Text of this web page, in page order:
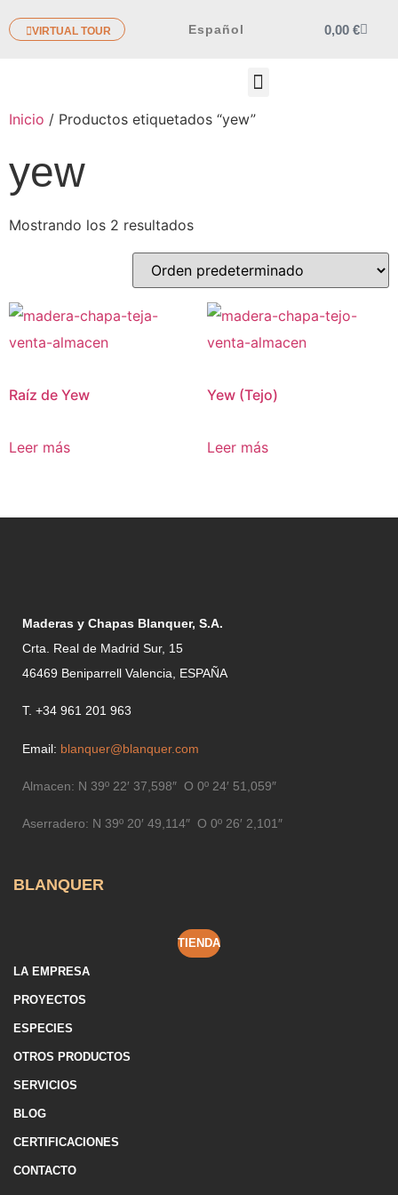
VIRTUAL TOUR Español 0,00 €
Inicio / Productos etiquetados “yew”
yew
Mostrando los 2 resultados
Raíz de Yew
Leer más
Yew (Tejo)
Leer más
Maderas y Chapas Blanquer, S.A.
Crta. Real de Madrid Sur, 15
46469 Beniparrell Valencia, ESPAÑA
T. +34 961 201 963
Email: blanquer@blanquer.com
Almacen: N 39º 22′ 37,598″ O 0º 24′ 51,059″
Aserradero: N 39º 20′ 49,114″ O 0º 26′ 2,101″
BLANQUER
TIENDA
LA EMPRESA
PROYECTOS
ESPECIES
OTROS PRODUCTOS
SERVICIOS
BLOG
CERTIFICACIONES
CONTACTO